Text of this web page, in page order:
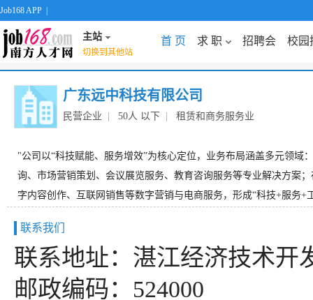
Job168 APP
主站
切换到其他站
首 页 求 职 招聘会 校园
广东远中科技有限公司
民营企业 50人 以下 租赁和商务服务业
"公司以“科技赋能、服务增效”为核心定位，业务布局涵盖多元领
询、市场营销策划、会议展览服务、教育咨询服务等专业解决方案
字内容创作、互联网销售等数字营销与电商服务，形成“科技+服务
联系我们
联系地址：湛江经济技术开
邮政编码：524000